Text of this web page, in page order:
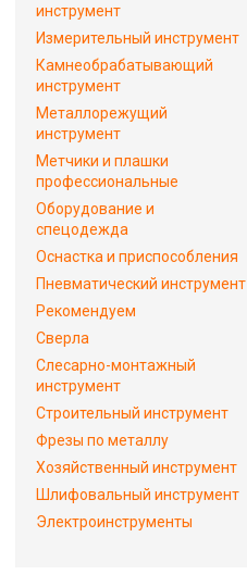
инструмент
Измерительный инструмент
Камнеобрабатывающий
инструмент
Металлорежущий
инструмент
Метчики и плашки
профессиональные
Оборудование и
спецодежда
Оснастка и приспособления
Пневматический инструмент
Рекомендуем
Сверла
Слесарно-монтажный
инструмент
Строительный инструмент
Фрезы по металлу
Хозяйственный инструмент
Шлифовальный инструмент
Электроинструменты